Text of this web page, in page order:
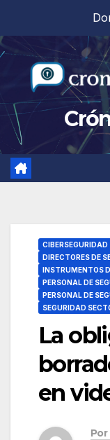
contenido
CIBERSEGURIDAD
DIRECTORES DE
INSTRUMENTOS
PERSONAL DE
PERSONAL DE
SEGURIDAD
La
en
Por